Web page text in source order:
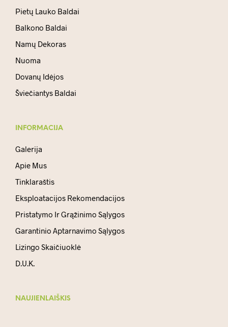
Pietų Lauko Baldai
Balkono Baldai
Namų Dekoras
Nuoma
Dovanų Idėjos
Šviečiantys Baldai
INFORMACIJA
Galerija
Apie Mus
Tinklaraštis
Eksploatacijos Rekomendacijos
Pristatymo Ir Grąžinimo Sąlygos
Garantinio Aptarnavimo Sąlygos
Lizingo Skaičiuoklė
D.U.K.
NAUJIENLAIŠKIS